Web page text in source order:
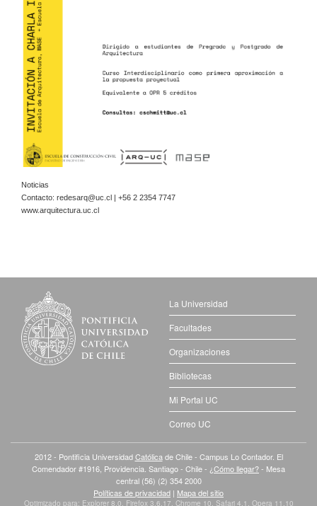
Noticias
Contacto: redesarq@uc.cl
| +56 2 2354 7747
www.arquitectura.uc.cl
La Universidad
Facultades
Organizaciones
Bibliotecas
Mi Portal UC
Correo UC
2012 - Pontificia UniversidadCatólicade Chile - Campus Lo Contador. El
Comendador #1916, Providencia. Santiago - Chile - ¿Cómo llegar?- Mesa
central (56) (2) 354 2000
Políticas de privacidad | Mapa del sitio
Optimizado para: Explorer 8.0, Firefox 3.6.17, Chrome 10, Safari 4.1, Opera 11.10